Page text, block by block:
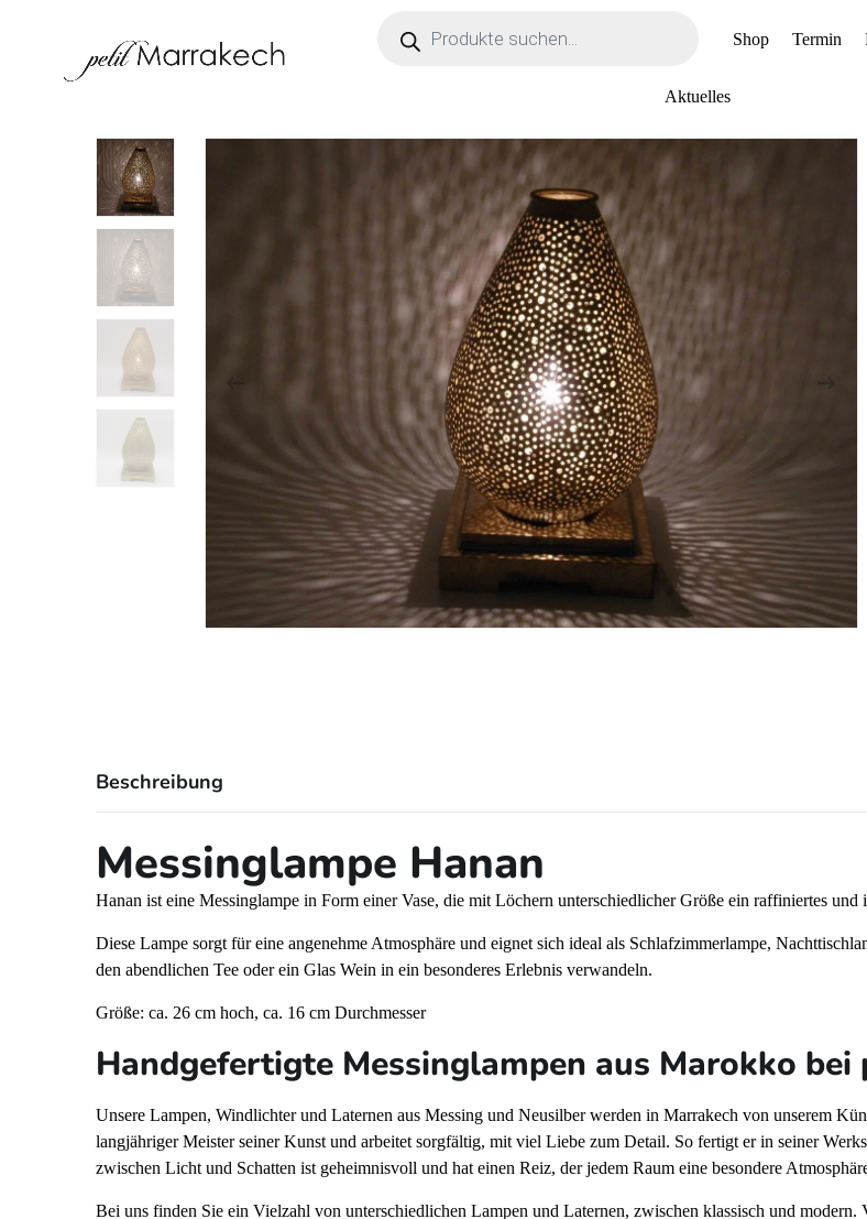
Shop Termin
Aktuelles
Beschreibung
Messinglampe Hanan
Hanan ist eine Messinglampe in Form einer Vase, die mit Löchern unterschiedlicher Größe ein raffiniertes und
Diese Lampe sorgt für eine angenehme Atmosphäre und eignet sich ideal als Schlafzimmerlampe,
den abendlichen Tee oder ein Glas Wein in ein besonderes Erlebnis verwandeln.
Größe: ca. 26 cm hoch, ca. 16 cm Durchmesser
Handgefertigte Messinglampen aus Marokko bei
Unsere Lampen, Windlichter und Laternen aus Messing und Neusilber werden in Marrakech von unserem
langjähriger Meister seiner Kunst und arbeitet sorgfältig, mit viel Liebe zum Detail. So fertigt er in seiner
zwischen Licht und Schatten ist geheimnisvoll und hat einen Reiz, der jedem Raum eine besondere
Bei uns finden Sie ein Vielzahl von unterschiedlichen Lampen und Laternen, zwischen klassisch und